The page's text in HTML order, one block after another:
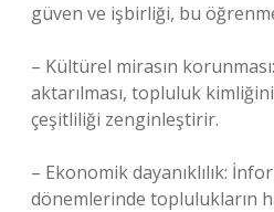
güven ve işbirliği, bu
– Kültürel mirasın
aktarılması, topluluk
çeşitliliği zenginleştirir.
– Ekonomik dayanıklılık:
dönemlerinde toplulukların